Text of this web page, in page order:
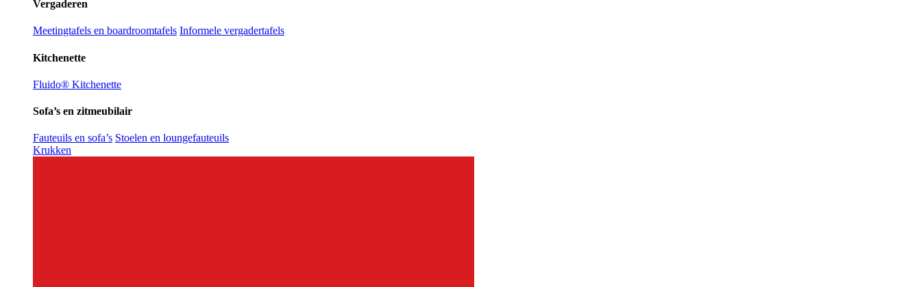
Vergaderen
Meetingtafels en boardroomtafels Informele vergadertafels
Kitchenette
Fluido® Kitchenette
Sofa’s en zitmeubilair
Fauteuils en sofa’s Stoelen en loungefauteuils
Krukken